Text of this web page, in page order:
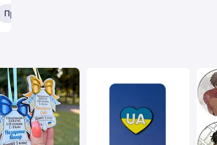
Про продавця